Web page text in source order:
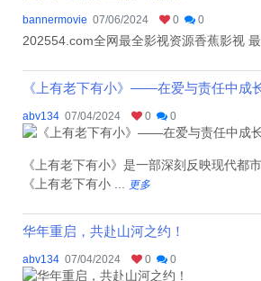
bannermovie 07/06/2024 0 0
202554.com全网最全影视资源香蕉影视
《上有老下有小》——在爱与责任中成
abv134 07/04/2024 0 0
《上有老下有小》是一部深刻反映现代
《上有老下有小 ...
更多
华年重启，共赴山河之约！
abv134 07/04/2024 0 0